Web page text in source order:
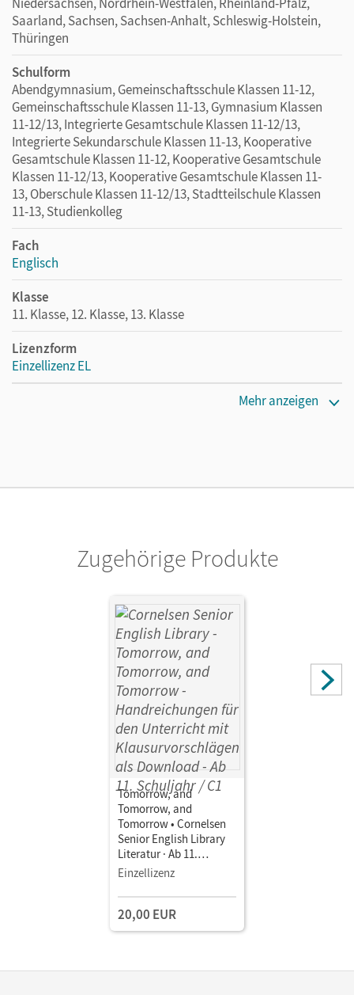
Saarland, Sachsen, Sachsen-Anhalt, Schleswig-Holstein,
Thüringen
Schulform
Abendgymnasium, Gemeinschaftsschule Klassen 11-12,
Gemeinschaftsschule Klassen 11-13, Gymnasium Klassen
11-12/13, Integrierte Gesamtschule Klassen 11-12/13,
Integrierte Sekundarschule Klassen 11-13, Kooperative
Gesamtschule Klassen 11-12, Kooperative Gesamtschule
Klassen 11-12/13, Kooperative Gesamtschule Klassen 11-
13, Oberschule Klassen 11-12/13, Stadtteilschule Klassen
11-13, Studienkolleg
Fach
Englisch
Klasse
11. Klasse, 12. Klasse, 13. Klasse
Lizenzform
Einzellizenz EL
Schüler, Lars; Runge, Eva
Mehr anzeigen
Zugehörige Produkte
Tomorrow, and
Tomorrow, and
Tomorrow • Cornelsen
Senior English Library
Literatur · Ab 11.
Schuljahr / C1 •
Unterricht mit
Klausurvorschlägen als
Download
Einzellizenz
20,00 EUR